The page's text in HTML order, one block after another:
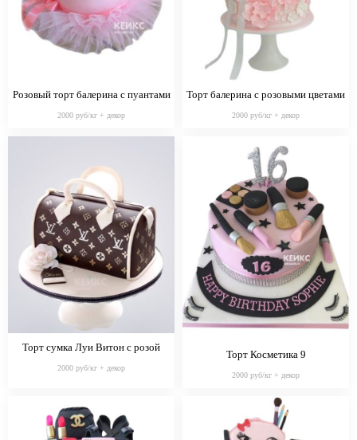
Розовый торт балерина с пуантами
2000 руб/кг + декор
Торт балерина с розовыми цветами
2000 руб/кг + декор
Торт сумка Луи Витон с розой
2000 руб/кг + декор
Торт Косметика 9
2000 руб/кг + декор